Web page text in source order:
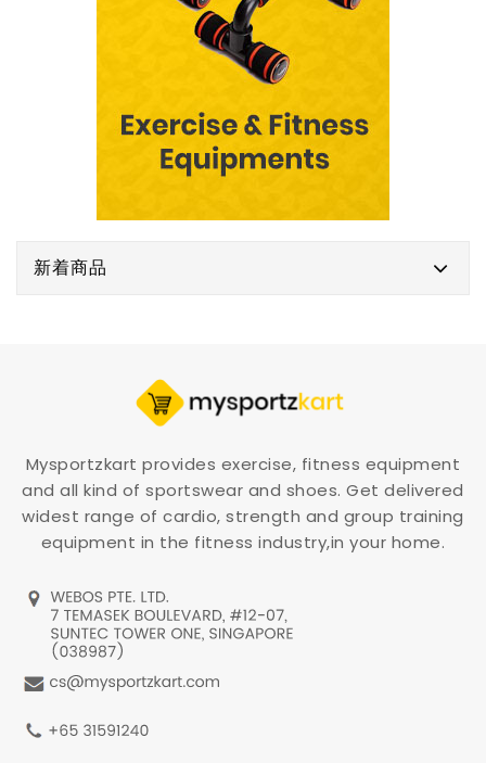
新着商品
Mysportzkart provides exercise, fitness equipment
and all kind of sportswear and shoes. Get delivered
widest range of cardio, strength and group training
equipment in the fitness industry,in your home.